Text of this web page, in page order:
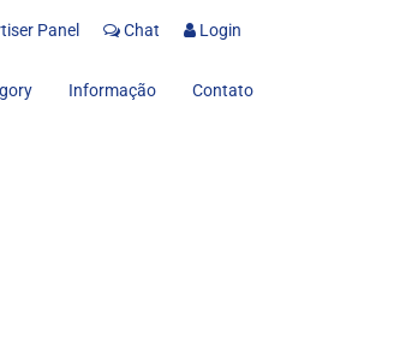
Panel Chat Login
Informação Contato